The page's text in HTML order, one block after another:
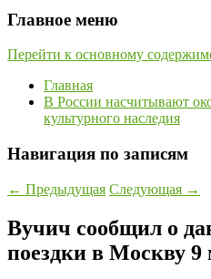
Главное меню
Перейти к основному
Главная
В России насчитывают
культурного наследия
Навигация по записям
← Предыдущая Следующая →
Вучич сообщил о
поездки в Москву 9